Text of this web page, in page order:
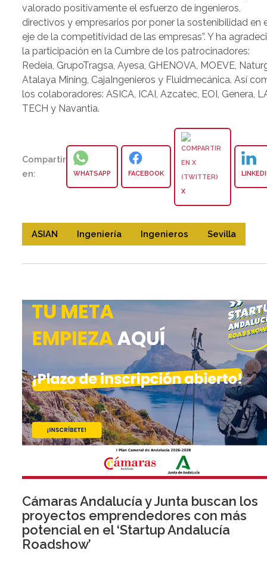
valorado positivamente el esfuerzo de ingenieros,
directivos y empresarios por poner la sostenibilidad en
eje de la competitividad de las empresas”. Y ha
la participación en la Cumbre de los patrocinadores:
Redeia, GrupoTragsa, Ayesa, GHENOVA, MOEVE,
Atalaya Mining, CajaIngenieros y Fluidmecánica. Así
los colaboradores: ASICA, ICAI, Azcatec, EOI, Genera,
TECH y Navantia.
Compartir
en:
WHATSAPP FACEBOOK
X
ASIAN Ingeniería Ingenieros Sevilla
Cámaras Andalucía y Junta buscan los
proyectos emprendedores con más
potencial en el ‘Startup Andalucía
Roadshow’